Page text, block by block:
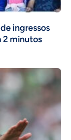
ingressos
2 minutos